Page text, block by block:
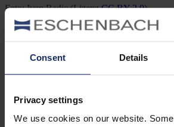
Consent Details
Privacy settings
We use cookies on our website.
Foto: Ivan Radic (LizenzCC BY 2.0)
Previous Post
Aufstehen nach der Vogeluhr
Next Post
Neue Studie zu Vögeln und